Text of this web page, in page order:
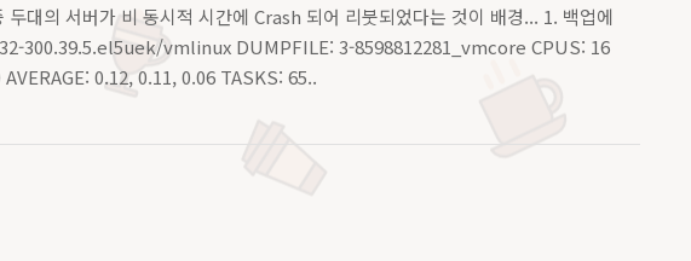
대의 서버가 비 동시적 시간에 Crash 되어 리붓되었다는 것이 배경... 1. 백업에
300.39.5.el5uek/vmlinux DUMPFILE: 3-8598812281_vmcore CPUS: 16
0.12, 0.11, 0.06 TASKS: 65..